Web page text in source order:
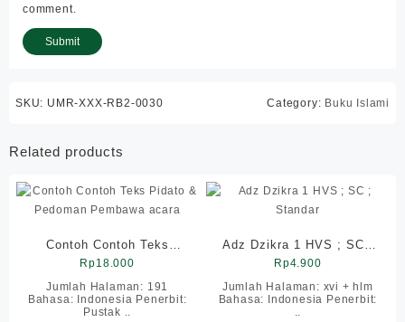
comment.
SKU: UMR-XXX-RB2-0030 Category: Buku Islami
Related products
Contoh Contoh Teks
Pidato & Pedoman
Pembawa acara
Rp18.000
Jumlah Halaman: 191
Bahasa: Indonesia Penerbit:
Pustak ..
Adz Dzikra 1 HVS ; SC ;
Standar
Rp4.900
Jumlah Halaman: xvi + hlm
Bahasa: Indonesia Penerbit: